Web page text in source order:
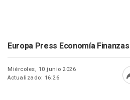
Europa Press Economía Finanzas
Miércoles, 10 junio 2026
Actualizado: 16:26